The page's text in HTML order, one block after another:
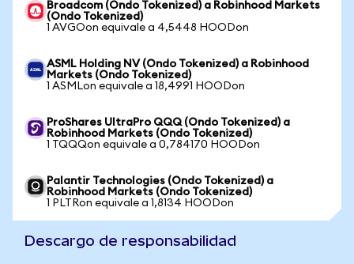
Broadcom (Ondo Tokenized) a Robinhood Markets
(Ondo Tokenized)
1 AVGOon equivale a 4,5448 HOODon
ASML Holding NV (Ondo Tokenized) a Robinhood
Markets (Ondo Tokenized)
1 ASMLon equivale a 18,4991 HOODon
ProShares UltraPro QQQ (Ondo Tokenized) a
Robinhood Markets (Ondo Tokenized)
1 TQQQon equivale a 0,784170 HOODon
Palantir Technologies (Ondo Tokenized) a
Robinhood Markets (Ondo Tokenized)
1 PLTRon equivale a 1,8134 HOODon
Descargo de responsabilidad